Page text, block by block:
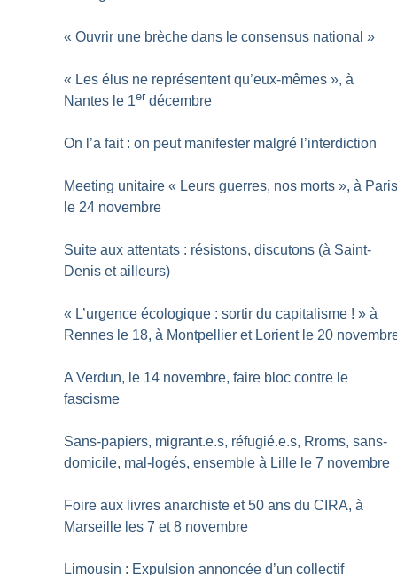
« Ouvrir une brèche dans le consensus national »
« Les élus ne représentent qu’eux-mêmes », à
Nantes le 1er décembre
On l’a fait : on peut manifester malgré l’interdiction
Meeting unitaire « Leurs guerres, nos morts », à
le 24 novembre
Suite aux attentats : résistons, discutons (à Saint-
Denis et ailleurs)
« L’urgence écologique : sortir du capitalisme ! » à
Rennes le 18, à Montpellier et Lorient le 20
A Verdun, le 14 novembre, faire bloc contre le
fascisme
Sans-papiers, migrant.e.s, réfugié.e.s, Rroms, sans-
domicile, mal-logés, ensemble à Lille le 7 novembre
Foire aux livres anarchiste et 50 ans du CIRA, à
Marseille les 7 et 8 novembre
Limousin : Expulsion annoncée d’un collectif